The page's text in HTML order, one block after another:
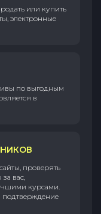
или купить
электронные
по выгодным
в
проверять
вас,
курсами.
подтверждение